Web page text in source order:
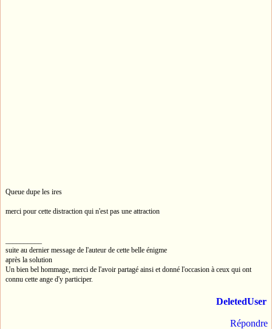
Queue dupe les ires
merci pour cette distraction qui n'est pas une attraction
suite au dernier message de l'auteur de cette belle énigme
après la solution
Un bien bel hommage, merci de l'avoir partagé ainsi et donné l'occasion à ceux qui ont
connu cette ange d'y participer.
DeletedUser
Répondre